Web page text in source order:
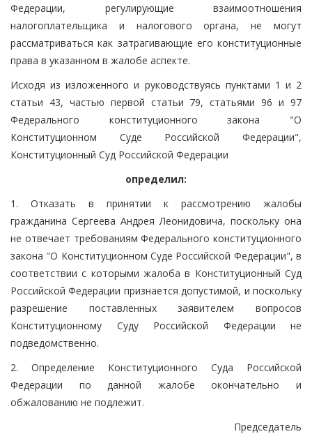
Федерации, регулирующие взаимоотношения
налогоплательщика и налогового органа, не могут
рассматриваться как затрагивающие его конституционные
права в указанном в жалобе аспекте.
Исходя из изложенного и руководствуясь пунктами 1 и 2
статьи 43, частью первой статьи 79, статьями 96 и 97
Федерального конституционного закона "О
Конституционном Суде Российской Федерации",
Конституционный Суд Российской Федерации
определил:
1. Отказать в принятии к рассмотрению жалобы
гражданина Сергеева Андрея Леонидовича, поскольку она
не отвечает требованиям Федерального конституционного
закона "О Конституционном Суде Российской Федерации", в
соответствии с которыми жалоба в Конституционный Суд
Российской Федерации признается допустимой, и поскольку
разрешение поставленных заявителем вопросов
Конституционному Суду Российской Федерации не
подведомственно.
2. Определение Конституционного Суда Российской
Федерации по данной жалобе окончательно и
обжалованию не подлежит.
Председатель